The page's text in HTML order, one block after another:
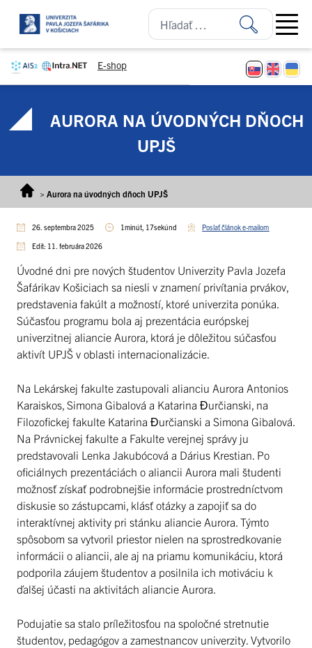
E-shop
Open
AURORA NA ÚVODNÝCH DŇOCH
UPJŠ
> Aurora na úvodných dňoch UPJŠ
26. septembra 2025 1minút, 17sekúnd Poslať článok e-mailom
Edit: 11. februára 2026
Úvodné dni pre nových študentov Univerzity Pavla Jozefa
Šafárikav Košiciach sa niesli v znamení privítania prvákov,
predstavenia fakúlt a možností, ktoré univerzita ponúka.
Súčasťou programu bola aj prezentácia európskej
univerzitnej aliancie Aurora, ktorá je dôležitou súčasťou
aktivít UPJŠ v oblasti internacionalizácie.
Na Lekárskej fakulte zastupovali alianciu Aurora Antonios
Karaiskos, Simona Gibalová a Katarina Đurčianski, na
Filozofickej fakulte Katarina Đurčianski a Simona Gibalová.
Na Právnickej fakulte a Fakulte verejnej správy ju
predstavovali Lenka Jakubócová a Dárius Krestian. Po
oficiálnych prezentáciách o aliancii Aurora mali študenti
možnosť získať podrobnejšie informácie prostredníctvom
diskusie so zástupcami, klásť otázky a zapojiť sa do
interaktívnej aktivity pri stánku aliancie Aurora. Týmto
spôsobom sa vytvoril priestor nielen na sprostredkovanie
informácii o aliancii, ale aj na priamu komunikáciu, ktorá
podporila záujem študentov a posilnila ich motiváciu k
ďalšej účasti na aktivitách aliancie Aurora.
Podujatie sa stalo príležitosťou na spoločné stretnutie
študentov, pedagógov a zamestnancov univerzity. Vytvorilo